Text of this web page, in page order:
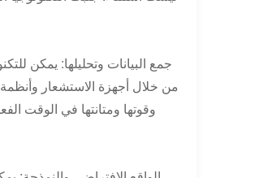
من خلال أجهزة الاستشعار وأنظمة
وقوتها ومتانتها في الوقت